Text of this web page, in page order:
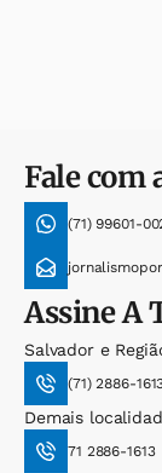
Fale com
(71) 99601-
AssineA
Salvador e
(71) 2886-
Demais
71 2886-1613